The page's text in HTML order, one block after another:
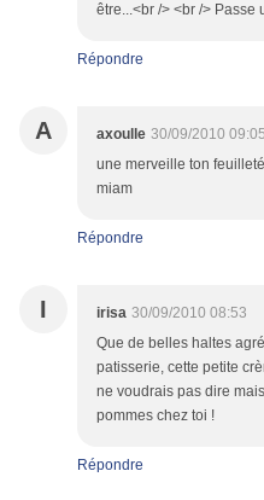
être...<br /> <br /> Passe
Répondre
A axoulle 30/09/2010 09:05
une merveille ton
miam
Répondre
I irisa 30/09/2010 08:53
Que de belles haltes
patisserie, cette petite
ne voudrais pas dire
pommes chez toi !
Répondre